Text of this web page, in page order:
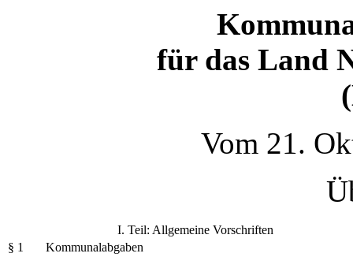
für das Land
Vom 21.
I. Teil: Allgemeine Vorschriften
§ 1
Kommunalabgaben